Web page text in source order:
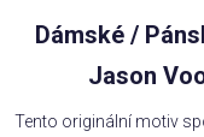
Dámské /
Jason
Tento originální motiv